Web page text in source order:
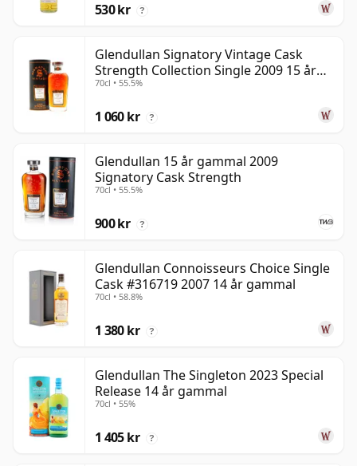
530 kr ?
Glendullan Signatory Vintage Cask
Strength Collection Single 2009 15 år
gammal
70cl • 55.5%
1 060 kr ?
Glendullan 15 år gammal 2009
Signatory Cask Strength
70cl • 55.5%
900 kr ?
Glendullan Connoisseurs Choice Single
Cask #316719 2007 14 år gammal
70cl • 58.8%
1 380 kr ?
Glendullan The Singleton 2023 Special
Release 14 år gammal
70cl • 55%
1 405 kr ?